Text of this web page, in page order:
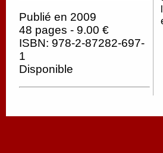
Publié en 2009
48 pages - 9.00 €
ISBN: 978-2-87282-697-
1
Disponible